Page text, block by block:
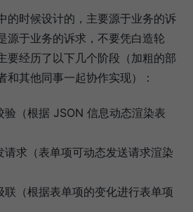
的时候设计的，主要源于业务的诉
源于业务的诉求，不要凭白造轮
要经历了以下几个阶段（加粗的部
和其他同事一起协作实现）：
验（根据 JSON 信息动态渲染表
请求（表单项可动态发送请求渲染
联（根据表单项的变化进行表单项